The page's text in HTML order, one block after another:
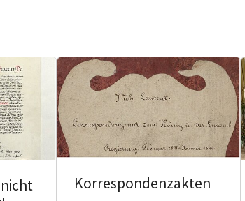
Korrespondenzakten